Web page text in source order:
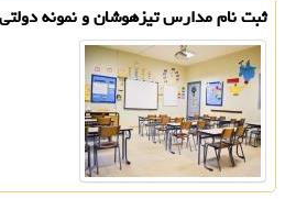
ثبت نام مدارس تیزهوشان و نمونه دولتی